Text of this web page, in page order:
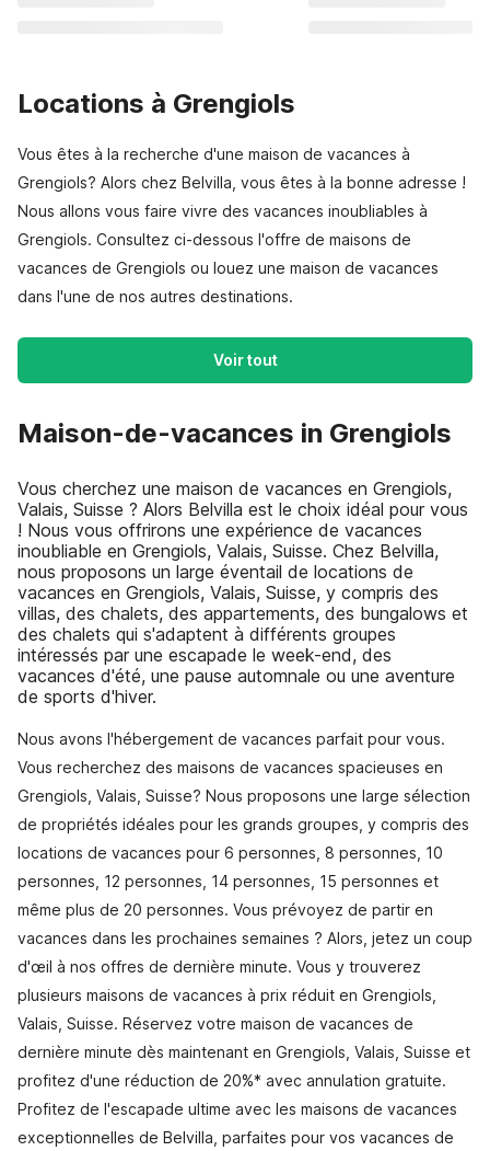
Locations à Grengiols
Vous êtes à la recherche d'une maison de vacances à
Grengiols? Alors chez Belvilla, vous êtes à la bonne adresse !
Nous allons vous faire vivre des vacances inoubliables à
Grengiols. Consultez ci-dessous l'offre de maisons de
vacances de Grengiols ou louez une maison de vacances
dans l'une de nos autres destinations.
Voir tout
Maison-de-vacances in Grengiols
Vous cherchez une maison de vacances en Grengiols,
Valais, Suisse ? Alors Belvilla est le choix idéal pour vous
! Nous vous offrirons une expérience de vacances
inoubliable en Grengiols, Valais, Suisse. Chez Belvilla,
nous proposons un large éventail de locations de
vacances en Grengiols, Valais, Suisse, y compris des
villas, des chalets, des appartements, des bungalows et
des chalets qui s'adaptent à différents groupes
intéressés par une escapade le week-end, des
vacances d'été, une pause automnale ou une aventure
de sports d'hiver.
Nous avons l'hébergement de vacances parfait pour vous.
Vous recherchez des maisons de vacances spacieuses en
Grengiols, Valais, Suisse? Nous proposons une large sélection
de propriétés idéales pour les grands groupes, y compris des
locations de vacances pour 6 personnes, 8 personnes, 10
personnes, 12 personnes, 14 personnes, 15 personnes et
même plus de 20 personnes. Vous prévoyez de partir en
vacances dans les prochaines semaines ? Alors, jetez un coup
d'œil à nos offres de dernière minute. Vous y trouverez
plusieurs maisons de vacances à prix réduit en Grengiols,
Valais, Suisse. Réservez votre maison de vacances de
dernière minute dès maintenant en Grengiols, Valais, Suisse et
profitez d'une réduction de 20%* avec annulation gratuite.
Profitez de l'escapade ultime avec les maisons de vacances
exceptionnelles de Belvilla, parfaites pour vos vacances de